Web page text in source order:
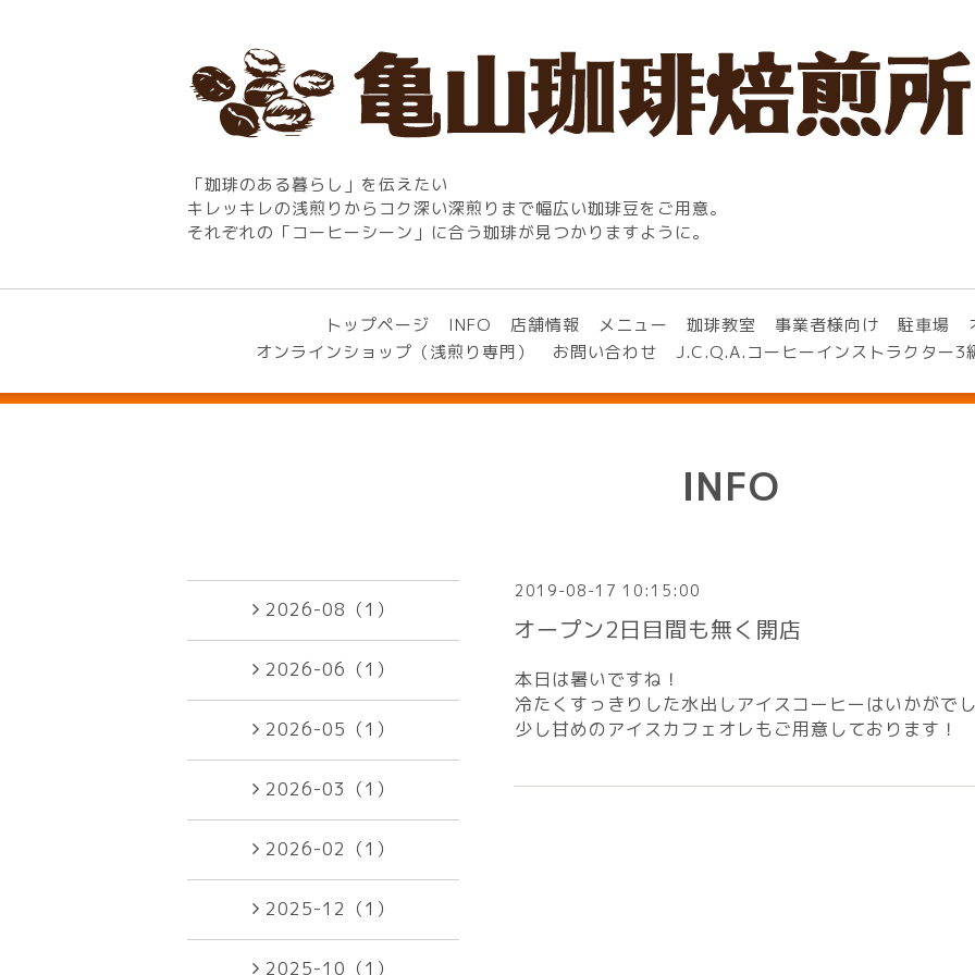
「珈琲のある暮らし」を伝えたい
キレッキレの浅煎りからコク深い深煎りまで幅広い珈琲豆をご用意。
それぞれの「コーヒーシーン」に合う珈琲が見つかりますように。
トップページ INFO 店舗情報 メニュー 珈琲教室 事業者様向け 駐車場
オンラインショップ（浅煎り専門）
お問い合わせ J.C.Q.A.コーヒーインストラクター3
INFO
2019-08-17 10:15:00
オープン2日目間も無く開店
本日は暑いですね！
冷たくすっきりした水出しアイスコーヒーはいかがで
少し甘めのアイスカフェオレもご用意しております！
2026-08（1）
2026-06（1）
2026-05（1）
2026-03（1）
2026-02（1）
2025-12（1）
2025-10（1）